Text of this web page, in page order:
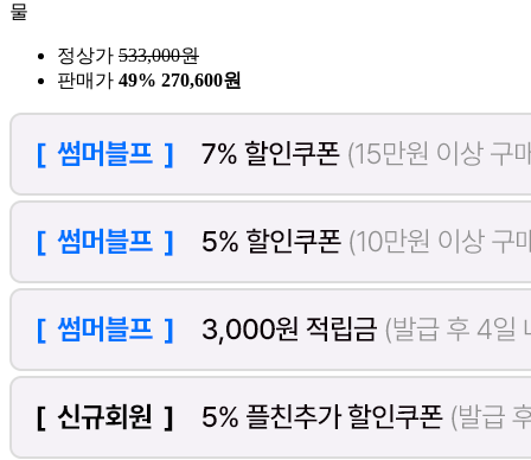
물
정상가 533,000원
판매가 49% 270,600원